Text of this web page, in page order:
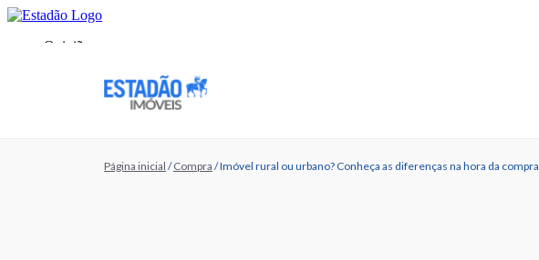
Página inicial /Compra /Imóvel rural ou urbano? Conheça as diferenças na hora da compra